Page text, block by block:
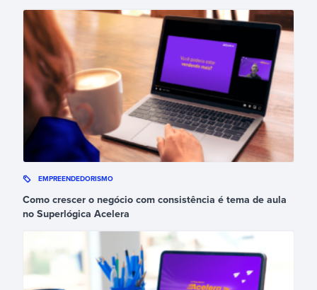
EMPREENDEDORISMO
Como crescer o negócio com consistência é tema de aula
no Superlógica Acelera